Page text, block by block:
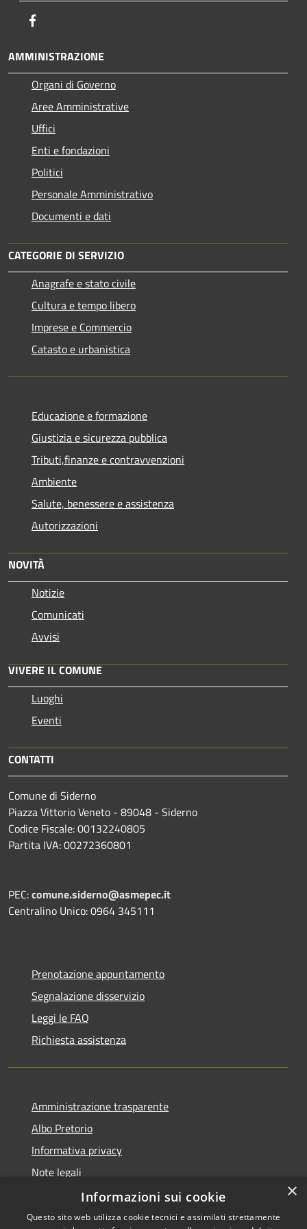
AMMINISTRAZIONE
Organi di Governo
Aree Amministrative
Uffici
Enti e fondazioni
Politici
Personale Amministrativo
Documenti e dati
CATEGORIE DI SERVIZIO
Anagrafe e stato civile
Cultura e tempo libero
Imprese e Commercio
Catasto e urbanistica
Educazione e formazione
Giustizia e sicurezza pubblica
Tributi,finanze e contravvenzioni
Ambiente
Salute, benessere e assistenza
Autorizzazioni
NOVITÀ
Notizie
Comunicati
Avvisi
VIVERE IL COMUNE
Luoghi
Eventi
CONTATTI
Comune di Siderno
Piazza Vittorio Veneto - 89048 - Siderno
Codice Fiscale: 00132240805
Partita IVA: 00272360801
PEC:comune.siderno@asmepec.it
Centralino Unico: 0964 345111
Prenotazione appuntamento
Segnalazione disservizio
Leggi le FAQ
Richiesta assistenza
Amministrazione trasparente
Albo Pretorio
Informativa privacy
Note legali
Dichiarazione di accessibilità
×
Informazioni sui cookie
Questo sito web utilizza cookie tecnici e assimilati strettamente